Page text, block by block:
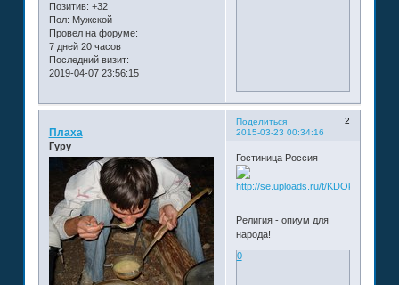
Позитив: +32
Пол: Мужской
Провел на форуме:
7 дней 20 часов
Последний визит:
2019-04-07 23:56:15
Поделиться
2
2015-03-23 00:34:16
Плаха
Гуру
Гостиница Россия
Религия - опиум для
народа!
0